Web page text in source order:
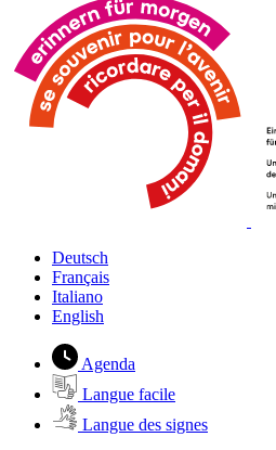
Deutsch
Français
Italiano
English
Agenda
Langue facile
Langue des signes